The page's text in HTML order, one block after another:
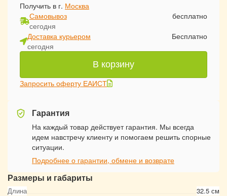
Размеры и габариты
Длина
32.5 см
Получить в г. Москва
Самовывоз
сегодня
бесплатно
Доставка курьером
сегодня
Бесплатно
В корзину
Запросить оферту ЕАИСТ
Гарантия
На каждый товар действует гарантия. Мы всегда
идем навстречу клиенту и помогаем решить спорные
ситуации.
Подробнее о гарантии, обмене и возврате